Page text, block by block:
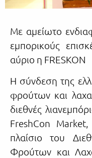
Με αμείωτο
εμπορικούς
αύριο η FRESKON
H σύνδεση της
φρούτων και
διεθνές
FreshCon
πλαίσιο του
Φρούτων και